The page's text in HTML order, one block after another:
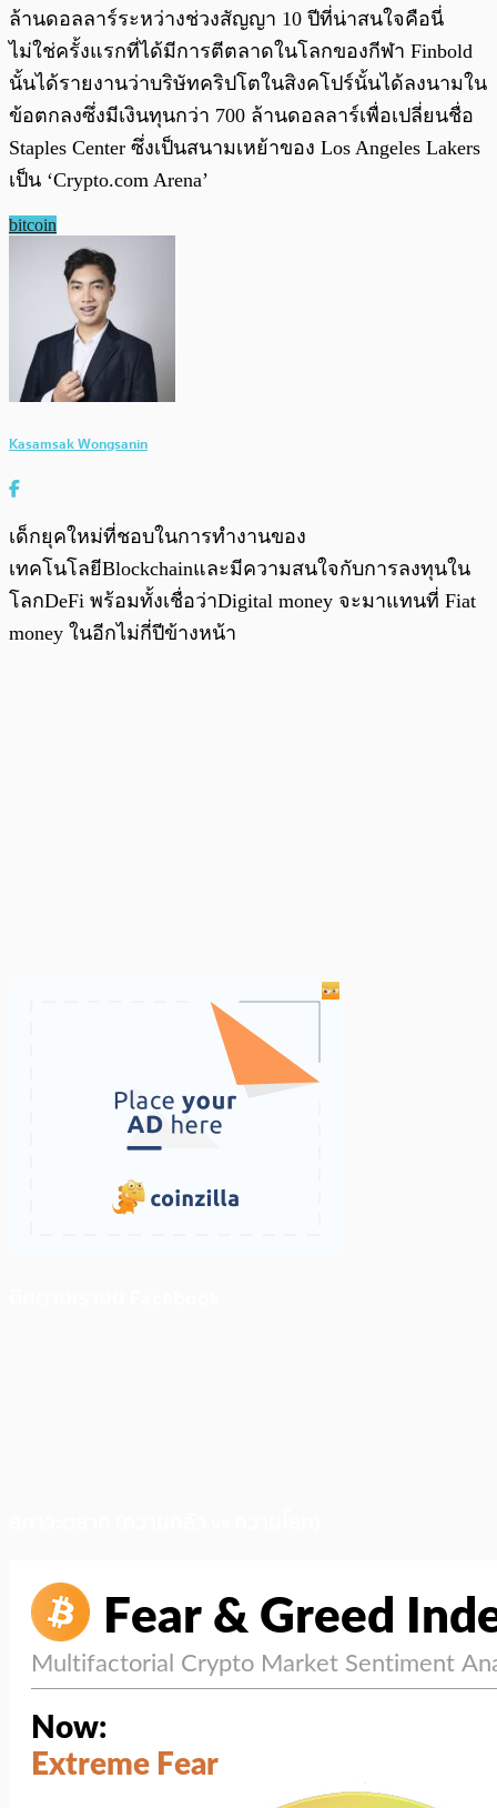
ล้านดอลลาร์ระหว่างช่วงสัญญา 10 ปีที่น่าสนใจคือนี่
ไม่ใช่ครั้งแรกที่ได้มีการตีตลาดในโลกของกีฬา Finbold
นั้นได้รายงานว่าบริษัทคริปโตในสิงคโปร์นั้นได้ลงนามใน
ข้อตกลงซึ่งมีเงินทุนกว่า 700 ล้านดอลลาร์เพื่อเปลี่ยนชื่อ
Staples Center ซึ่งเป็นสนามเหย้าของ Los Angeles Lakers
เป็น ‘Crypto.com Arena’
bitcoin
Kasamsak Wongsanin
เด็กยุคใหม่ที่ชอบในการทำงานของ
เทคโนโลยีBlockchainและมีความสนใจกับการลงทุนใน
โลกDeFi พร้อมทั้งเชื่อว่าDigital money จะมาแทนที่ Fiat
money ในอีกไม่กี่ปีข้างหน้า